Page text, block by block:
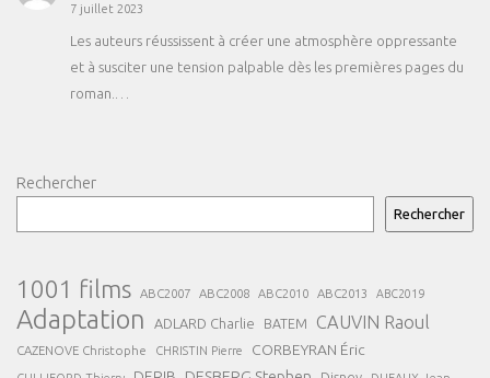
7 juillet 2023
Les auteurs réussissent à créer une atmosphère oppressante
et à susciter une tension palpable dès les premières pages du
roman.…
Rechercher
Rechercher
1001 films ABC2007 ABC2008 ABC2010 ABC2013 ABC2019
Adaptation ADLARD Charlie BATEM CAUVIN Raoul
CAZENOVE Christophe CHRISTIN Pierre CORBEYRAN Éric